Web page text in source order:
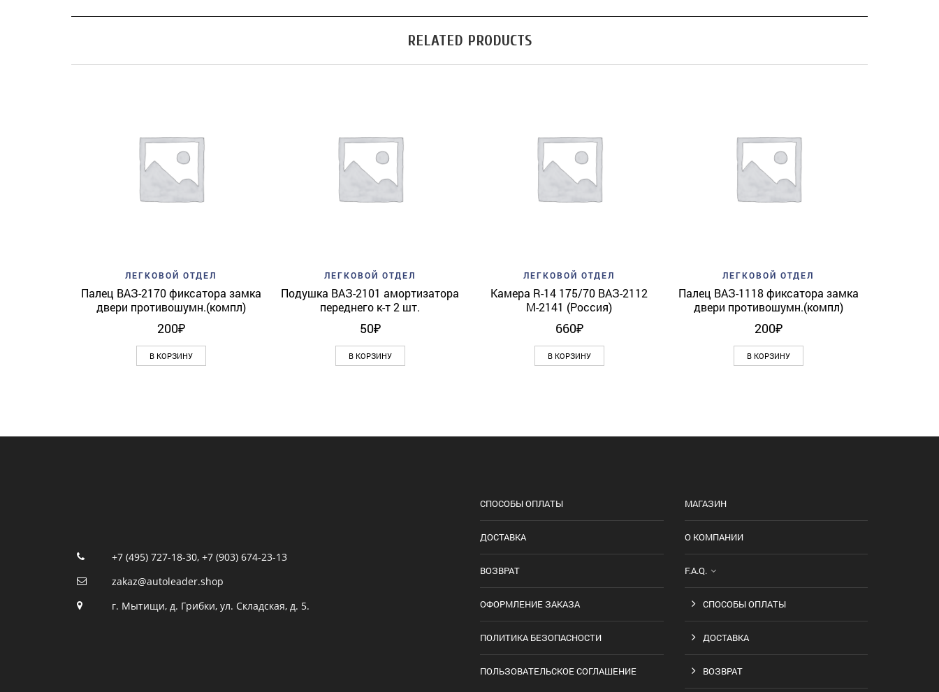
RELATED PRODUCTS
Add to wishlist Quick View
ЛЕГКОВОЙ ОТДЕЛ
Палец ВАЗ-2170 фиксатора замка
двери противошумн.(компл)
200₽
В КОРЗИНУ
Add to wishlist Quick View
ЛЕГКОВОЙ ОТДЕЛ
Подушка ВАЗ-2101 амортизатора
переднего к-т 2 шт.
50₽
В КОРЗИНУ
Add to wishlist Quick View
ЛЕГКОВОЙ ОТДЕЛ
Камера R-14 175/70 ВАЗ-2112
М-2141 (Россия)
660₽
В КОРЗИНУ
Add to wishlist Quick View
ЛЕГКОВОЙ ОТДЕЛ
Палец ВАЗ-1118 фиксатора замка
двери противошумн.(компл)
200₽
В КОРЗИНУ
+7 (495) 727-18-30, +7 (903) 674-23-13
zakaz@autoleader.shop
г. Мытищи, д. Грибки, ул. Складская, д. 5.
СПОСОБЫ ОПЛАТЫ
ДОСТАВКА
ВОЗВРАТ
ОФОРМЛЕНИЕ ЗАКАЗА
ПОЛИТИКА БЕЗОПАСНОСТИ
ПОЛЬЗОВАТЕЛЬСКОЕ СОГЛАШЕНИЕ
МАГАЗИН
О КОМПАНИИ
F.A.Q.
СПОСОБЫ ОПЛАТЫ
ДОСТАВКА
ВОЗВРАТ